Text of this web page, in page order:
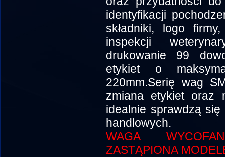
identyfikacji
składniki, logo
inspekcji
drukowanie 99
etykiet o
220mm.Serię wag
zmiana etykiet oraz
idealnie sprawdzą
handlowych.
WAGA
ZASTĄPIONA